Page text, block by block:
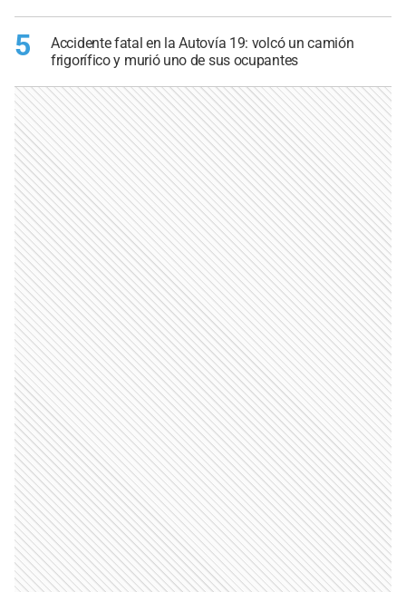
5
Accidente fatal en la Autovía 19: volcó un camión
frigorífico y murió uno de sus ocupantes